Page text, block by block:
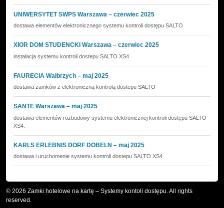
UNIWERSYTET SWPS Warszawa – czerwiec 2025
dostawa elementów elektronicznego systemu kontroli dostępu SALTO
XIOR DOM STUDENCKI Warszawa – czerwiec 2025
instalacja systemu kontroli dostepu SALTO XS4
FAURECIA Wałbrzych – maj 2025
dostawa zamków z elektroniczną kontrolą dostepu SALTO
SANTE Warszawa – maj 2025
dostawa elementów rozbudowy systemu elektronicznej kontroli dostępu SALTO
XS4.
KARLS ERLEBNIS DORF DÖBELN – maj 2025
dostawa i uruchomenie systemu kontroli dostepu SALTO XS4
© 2026 Zamki hotelowe na kartę – Systemy kontoli dostępu. All rights
reserved.